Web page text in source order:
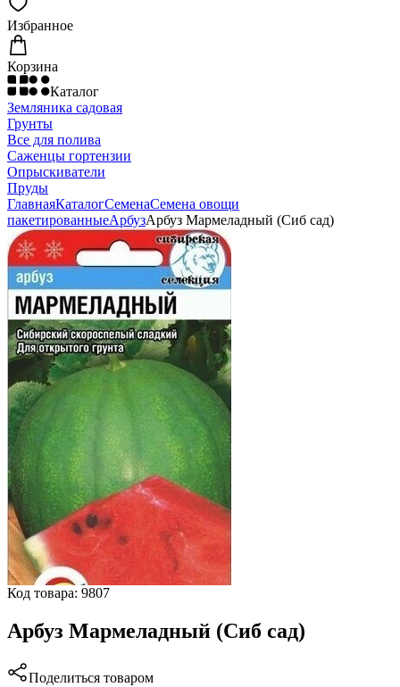
Избранное
Корзина
Каталог
Земляника садовая
Грунты
Все для полива
Саженцы гортензии
Опрыскиватели
Пруды
ГлавнаяКаталогСеменаСемена овощи
пакетированныеАрбузАрбуз Мармеладный (Сиб сад)
Код товара: 9807
Арбуз Мармеладный (Сиб сад)
Поделиться товаром